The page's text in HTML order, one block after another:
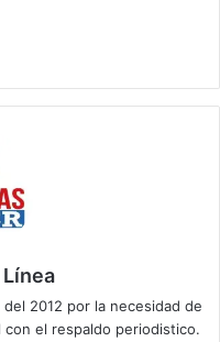
2012 por la necesidad de
el respaldo periodistico.